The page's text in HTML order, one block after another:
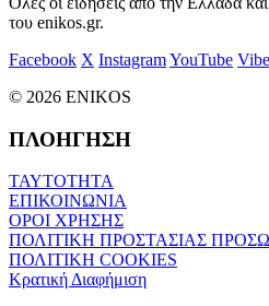
του enikos.gr.
Facebook X InstagramYouTube
© 2026 ENIKOS
ΠΛΟΗΓΗΣΗ
ΤΑΥΤΟΤΗΤΑ
ΕΠΙΚΟΙΝΩΝΙΑ
ΟΡΟΙ ΧΡΗΣΗΣ
ΠΟΛΙΤΙΚΗ ΠΡΟΣΤΑΣΙΑΣ
ΠΟΛΙΤΙΚΗ COOKIES
Κρατική Διαφήμιση